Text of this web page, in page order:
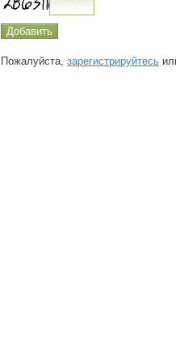
Пожалуйста, зарегистрируйтесь